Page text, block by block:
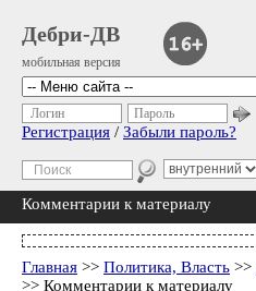
Дебри-ДВ
мобильная версия
Логин Пароль
Регистрация / Забыли пароль?
Комментарии к материалу
Главная >> Политика, Власть >>
>> Комментарии к материалу